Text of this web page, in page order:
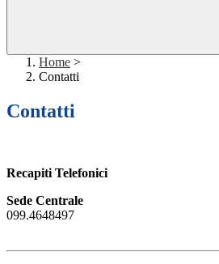
Home >
Contatti
Contatti
Recapiti Telefonici
Sede Centrale
099.4648497